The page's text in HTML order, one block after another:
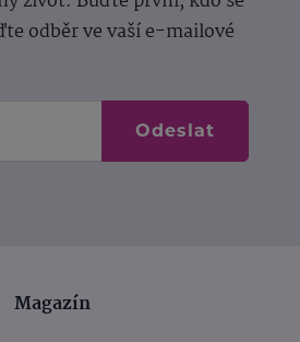
odběr ve vaší e-mailové
Odeslat
Magazín